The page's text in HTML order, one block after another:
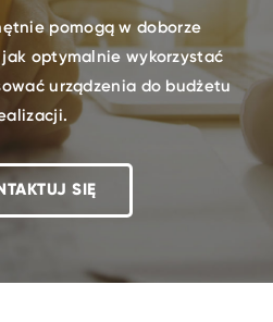
pomogą w doborze
optymalnie wykorzystać
urządzenia do budżetu
SIĘ